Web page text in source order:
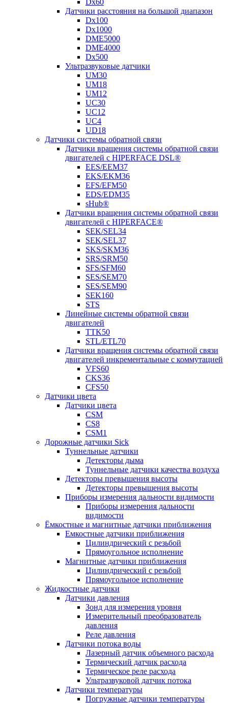
Dx60
Датчики расстояния на большой диапазон
Dx100
Dx1000
DME5000
DME4000
Dx500
Ультразвуковые датчики
UM30
UM18
UM12
UC30
UC12
UC4
UD18
Датчики системы обратной связи
Датчики вращения системы обратной связи
двигателей с HIPERFACE DSL®
EES/EEM37
EKS/EKM36
EFS/EFM50
EDS/EDM35
sHub®
Датчики вращения системы обратной связи
двигателей с HIPERFACE®
SEK/SEL34
SEK/SEL37
SKS/SKM36
SRS/SRM50
SFS/SFM60
SES/SEM70
SES/SEM90
SEK160
STS
Линейные системы обратной связи
двигателей
TTK50
STL/ETL70
Датчики вращения системы обратной связи
двигателей инкрементальные с коммутацией
VFS60
CKS36
CFS50
Датчики цвета
Датчики цвета
CSM
CS8
CSM1
Дорожные датчики Sick
Туннельные датчики
Детекторы дыма
Туннельные датчики качества воздуха
Детекторы превышения высоты
Детекторы превышения высоты
Приборы измерения дальности видимости
Приборы измерения дальности
видимости
Ёмкостные и магнитные датчики приближения
Емкостные датчики приближения
Цилиндрический с резьбой
Прямоугольное исполнение
Магнитные датчики приближения
Цилиндрический с резьбой
Прямоугольное исполнение
Жидкостные датчики
Датчики давления
Зонд для измерения уровня
Измерительный преобразователь
давления
Реле давления
Датчики потока воды
Лазерный датчик объемного расхода
Термический датчик расхода
Термическое реле расхода
Ультразвуковой датчик потока
Датчики температуры
Погружные датчики температуры